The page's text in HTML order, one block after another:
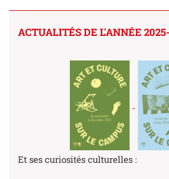
ACTUALITÉS DE L'ANNÉE
Et ses curiosités culturelles :